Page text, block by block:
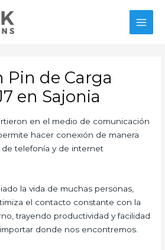
Pin de Carga
en Sajonia
en el medio de comunicación
hacer conexión de manera
de telefonía y de internet
la vida de muchas personas,
el contacto constante con la
trayendo productividad y facilidad
donde nos encontremos.